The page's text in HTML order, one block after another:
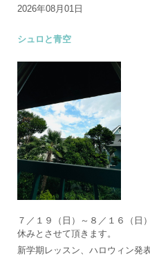
2026年08月01日
シュロと青空
７／１９（日）～８／１６（日
休みとさせて頂きます。
新学期レッスン、ハロウィン発